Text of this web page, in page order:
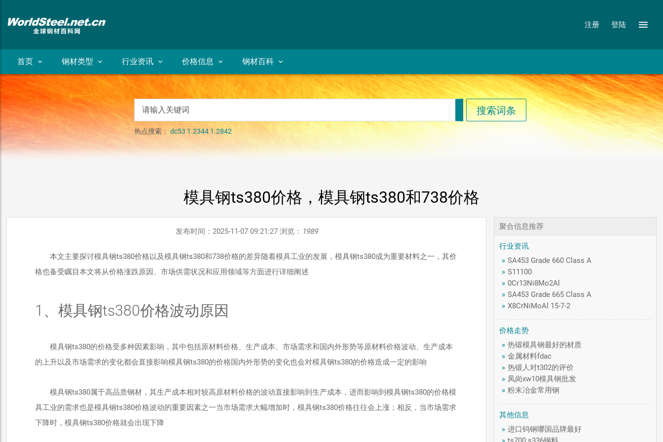
注册 登陆
首页 钢材类型 行业资讯 价格信息 钢材百科
热点搜索： dc53 1.2344 1.2842
模具钢ts380价格，模具钢ts380和738价格
发布时间：2025-11-07 09:21:27 浏览： 1989
本文主要探讨模具钢ts380价格以及模具钢ts380和738价格的差异随着模具工业的发展，模具钢ts380成为重要材料之一，其价
格也备受瞩目本文将从价格涨跌原因、市场供需状况和应用领域等方面进行详细阐述
1、模具钢ts380价格波动原因
模具钢ts380的价格受多种因素影响，其中包括原材料价格、生产成本、市场需求和国内外形势等原材料价格波动、生产成本
的上升以及市场需求的变化都会直接影响模具钢ts380的价格国内外形势的变化也会对模具钢ts380的价格造成一定的影响
模具钢ts380属于高品质钢材，其生产成本相对较高原材料价格的波动直接影响到生产成本，进而影响到模具钢ts380的价格模
具工业的需求也是模具钢ts380价格波动的重要因素之一当市场需求大幅增加时，模具钢ts380价格往往会上涨；相反，当市场需求
下降时，模具钢ts380价格就会出现下降
聚合信息推荐
行业资讯
» SA453 Grade 660 Class A
» S11100
» 0Cr13Ni8Mo2Al
» SA453 Grade 665 Class A
» X8CrNiMoAl 15-7-2
价格走势
» 热锻模具钢最好的材质
» 金属材料fdac
» 热锻人对t302的评价
» 凤岗xw10模具钢批发
» 粉末冶金常用钢
其他信息
» 进口钨钢哪国品牌最好